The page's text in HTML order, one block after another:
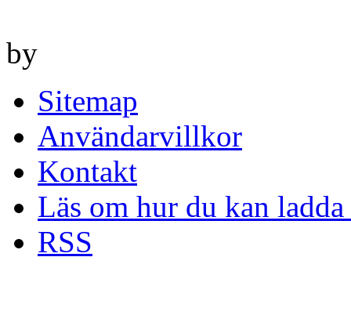
by
Sitemap
Användarvillkor
Kontakt
Läs om hur du kan
RSS